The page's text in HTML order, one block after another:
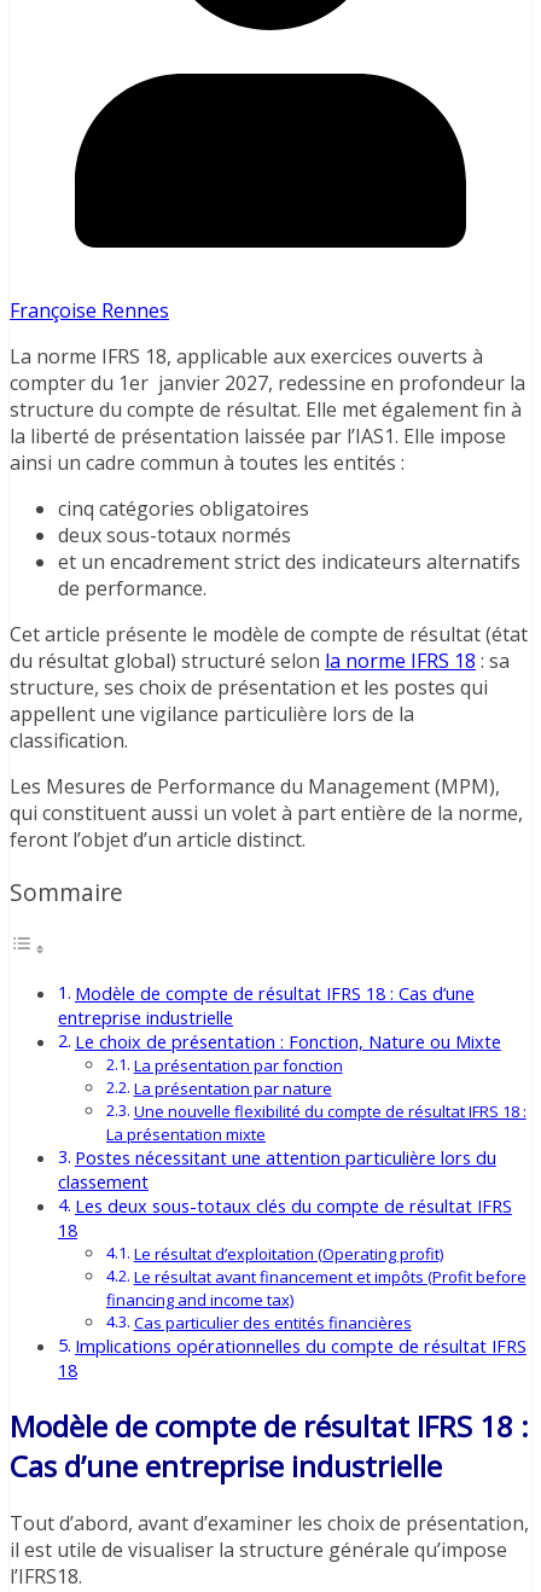
Françoise Rennes
La norme IFRS 18, applicable aux exercices ouverts à
compter du 1er janvier 2027, redessine en profondeur la
structure du compte de résultat. Elle met également fin à
la liberté de présentation laissée par l’IAS1. Elle impose
ainsi un cadre commun à toutes les entités :
cinq catégories obligatoires
deux sous-totaux normés
et un encadrement strict des indicateurs alternatifs
de performance.
Cet article présente le modèle de compte de résultat (état
du résultat global) structuré selon la norme IFRS 18 : sa
structure, ses choix de présentation et les postes qui
appellent une vigilance particulière lors de la
classification.
Les Mesures de Performance du Management (MPM),
qui constituent aussi un volet à part entière de la norme,
feront l’objet d’un article distinct.
Sommaire
Modèle de compte de résultat IFRS 18 : Cas d’une
entreprise industrielle
Le choix de présentation : Fonction, Nature ou Mixte
La présentation par fonction
La présentation par nature
Une nouvelle flexibilité du compte de résultat IFRS 18 :
La présentation mixte
Postes nécessitant une attention particulière lors du
classement
Les deux sous-totaux clés du compte de résultat IFRS
18
Le résultat d’exploitation (Operating profit)
Le résultat avant financement et impôts (Profit before
financing and income tax)
Cas particulier des entités financières
Implications opérationnelles du compte de résultat IFRS
18
Modèle de compte de résultat IFRS 18 :
Cas d’une entreprise industrielle
Tout d’abord, avant d’examiner les choix de présentation,
il est utile de visualiser la structure générale qu’impose
l’IFRS18.